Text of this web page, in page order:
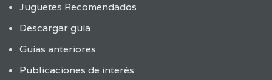
Juguetes Recomendados
Descargar guía
Guías anteriores
Publicaciones de interés